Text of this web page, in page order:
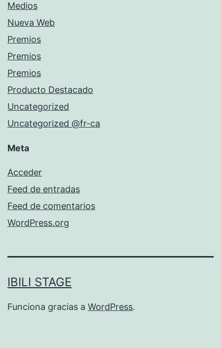
Medios
Nueva Web
Premios
Premios
Premios
Producto Destacado
Uncategorized
Uncategorized @fr-ca
Meta
Acceder
Feed de entradas
Feed de comentarios
WordPress.org
IBILI STAGE
Funciona gracias a WordPress.